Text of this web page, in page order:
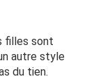
parents a
quoi faire de
comme
que
filles sont
autre style
du tien.